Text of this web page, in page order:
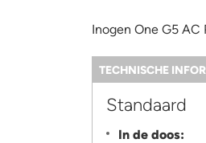
Inogen One G5 AC
Information
TECHNISCHE
Standaard
In de doos: